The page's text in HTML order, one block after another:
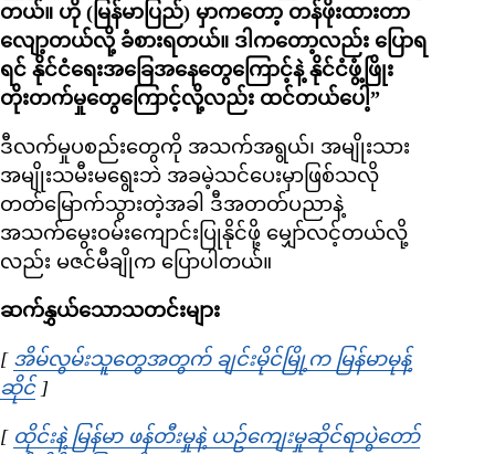
တယ်။ ဟို (မြန်မာပြည်) မှာကတော့ တန်ဖိုးထားတာ
လျော့တယ်လို့ ခံစားရတယ်။ ဒါကတော့လည်း ပြောရ
ရင် နိုင်ငံရေးအခြေအနေတွေကြောင့်နဲ့ နိုင်ငံဖွံ့ဖြိုး
တိုးတက်မှုတွေကြောင့်လို့လည်း ထင်တယ်ပေါ့”
ဒီလက်မှုပစည်းတွေကို အသက်အရွယ်၊ အမျိုးသား
အမျိုးသမီးမရွေးဘဲ အခမဲ့သင်ပေးမှာဖြစ်သလို
တတ်မြောက်သွားတဲ့အခါ ဒီအတတ်ပညာနဲ့
အသက်မွေးဝမ်းကျောင်းပြုနိုင်ဖို့ မျှော်လင့်တယ်လို့
လည်း မဇင်မီချိုက ပြောပါတယ်။
ဆက်နွှယ်သောသတင်းများ
[ အိမ်လွမ်းသူတွေအတွက် ချင်းမိုင်မြို့က မြန်မာမုန့်
ဆိုင်Opens in new window
]
[ ထိုင်းနဲ့ မြန်မာ ဖန်တီးမှုနဲ့ ယဥ်ကျေးမှုဆိုင်ရာပွဲတော်